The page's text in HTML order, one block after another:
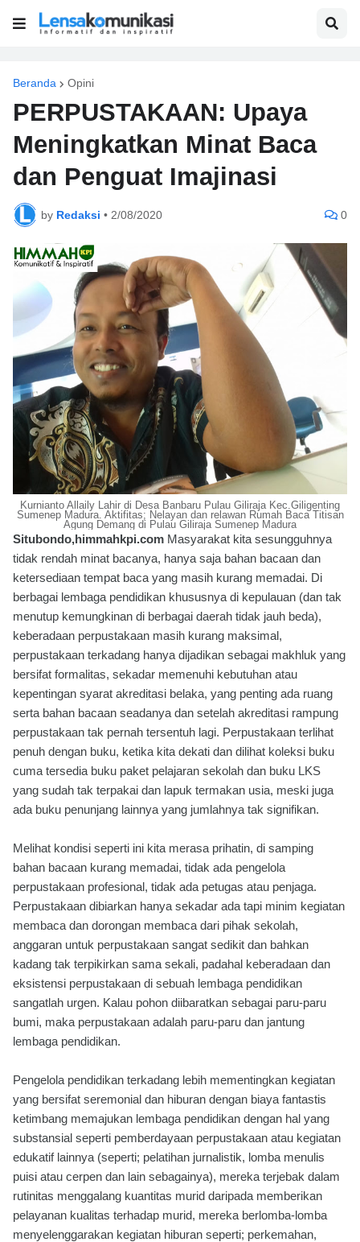
Beranda Opini
PERPUSTAKAAN: Upaya
Meningkatkan Minat Baca
dan Penguat Imajinasi
by Redaksi • 2/08/2020 0
Kurnianto Allaily Lahir di Desa Banbaru Pulau Giliraja Kec.Giligenting
Sumenep Madura. Aktifitas; Nelayan dan relawan Rumah Baca Titisan
Agung Demang di Pulau Giliraja Sumenep Madura
Situbondo,himmahkpi.com Masyarakat kita sesungguhnya
tidak rendah minat bacanya, hanya saja bahan bacaan dan
ketersediaan tempat baca yang masih kurang memadai. Di
berbagai lembaga pendidikan khususnya di kepulauan (dan tak
menutup kemungkinan di berbagai daerah tidak jauh beda),
keberadaan perpustakaan masih kurang maksimal,
perpustakaan terkadang hanya dijadikan sebagai makhluk yang
bersifat formalitas, sekadar memenuhi kebutuhan atau
kepentingan syarat akreditasi belaka, yang penting ada ruang
serta bahan bacaan seadanya dan setelah akreditasi rampung
perpustakaan tak pernah tersentuh lagi. Perpustakaan terlihat
penuh dengan buku, ketika kita dekati dan dilihat koleksi buku
cuma tersedia buku paket pelajaran sekolah dan buku LKS
yang sudah tak terpakai dan lapuk termakan usia, meski juga
ada buku penunjang lainnya yang jumlahnya tak signifikan.
Melihat kondisi seperti ini kita merasa prihatin, di samping
bahan bacaan kurang memadai, tidak ada pengelola
perpustakaan profesional, tidak ada petugas atau penjaga.
Perpustakaan dibiarkan hanya sekadar ada tapi minim kegiatan
membaca dan dorongan membaca dari pihak sekolah,
anggaran untuk perpustakaan sangat sedikit dan bahkan
kadang tak terpikirkan sama sekali, padahal keberadaan dan
eksistensi perpustakaan di sebuah lembaga pendidikan
sangatlah urgen. Kalau pohon diibaratkan sebagai paru-paru
bumi, maka perpustakaan adalah paru-paru dan jantung
lembaga pendidikan.
Pengelola pendidikan terkadang lebih mementingkan kegiatan
yang bersifat seremonial dan hiburan dengan biaya fantastis
ketimbang memajukan lembaga pendidikan dengan hal yang
substansial seperti pemberdayaan perpustakaan atau kegiatan
edukatif lainnya (seperti; pelatihan jurnalistik, lomba menulis
puisi atau cerpen dan lain sebagainya), mereka terjebak dalam
rutinitas menggalang kuantitas murid daripada memberikan
pelayanan kualitas terhadap murid, mereka berlomba-lomba
menyelenggarakan kegiatan hiburan seperti; perkemahan,